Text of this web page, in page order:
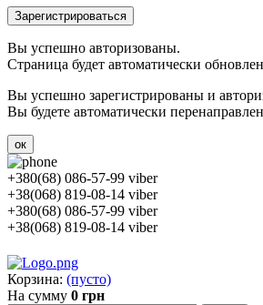
Зарегистрироваться
Вы успешно авторизованы.
Страница будет автоматически
Вы успешно зарегистрированы и
Вы будете автоматически
ок
+380(68) 086-57-99 viber
+38(068) 819-08-14 viber
+380(68) 086-57-99 viber
+38(068) 819-08-14 viber
Корзина: (пусто)
На сумму 0 грн